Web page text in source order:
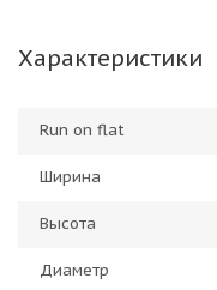
Характеристики
Run on flat
Ширина
Высота
Диаметр